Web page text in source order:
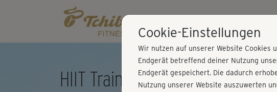
HIIT Training - Level 1 komplett
Cookie-Einstellungen
Wir nutzen auf unserer Website Cookies
Endgerät betreffend deiner Nutzung
Endgerät gespeichert. Die dadurch
Nutzung unserer Website auszuwerten